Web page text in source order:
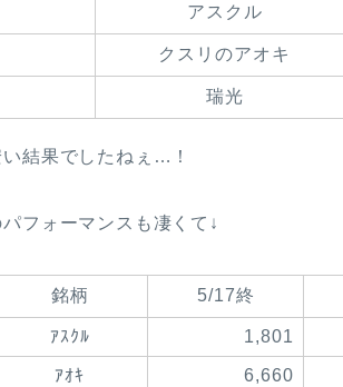
アスクル
クスリのアオキ
瑞光
結果でしたねぇ…！
フォーマンスも凄くて↓
銘柄 5/17終
ｱｽｸﾙ 1,801
ｱｵｷ 6,660